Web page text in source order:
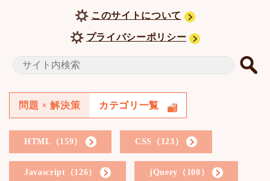
このサイトについて
プライバシーポリシー
問題 × 解決策 カテゴリ一覧
HTML（159） CSS（123）
Javascript（126） jQuery（100）